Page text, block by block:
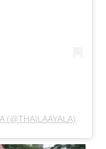
(@THAILAAYALA)